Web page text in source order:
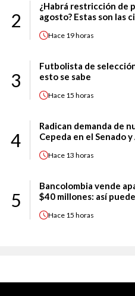
2
¿Habrá restricción de
agosto? Estas son las
Hace 19 horas
3
Futbolista de
esto se sabe
Hace 15 horas
4
Radican demanda de
Cepeda en el Senado
Hace 13 horas
5
Bancolombia vende
$40 millones: así
Hace 15 horas